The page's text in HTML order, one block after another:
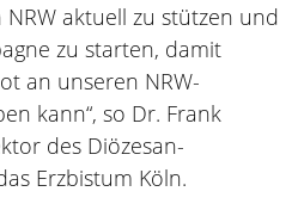
aktuell zu stützen und
zu starten, damit
an unseren NRW-
kann“, so Dr. Frank
des Diözesan-
Erzbistum Köln.